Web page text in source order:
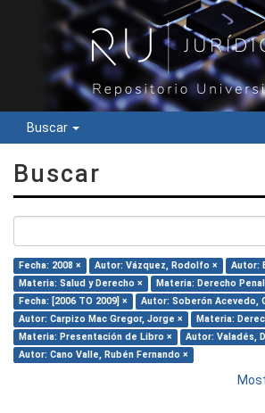
Buscar
Buscar
Fecha: 2008 × Autor: Vázquez, Rodolfo ×
Autor:
Materia: Salud y Derecho ×
Materia: Derecho
Fecha: [2006 TO 2009] ×
Autor: Soberón Acevedo,
Autor: Carpizo Mac Gregor, Jorge ×
Materia:
Materia: Presentación de Libro ×
Autor: Valadés,
Autor: Cano Valle, Rubén Fernando ×